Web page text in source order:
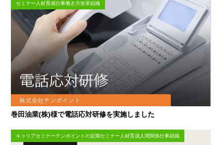
セミナー人材育成仕事働き方改革組織
巻田油業(株)様で電話応対研修を実施しました
キャリアセミナーテンポイントの定期セミナー人材育成人間関係仕事組織